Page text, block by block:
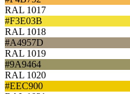
RAL 1017
#F3E03B
RAL 1018
#A4957D
RAL 1019
#9A9464
RAL 1020
#EEC900